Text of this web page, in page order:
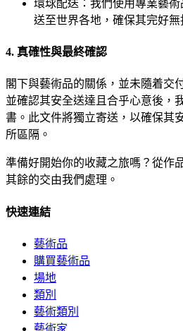
環球配送：我們使用專業藝
送至世界各地，確保其完好無
4. 真確性與最終確認
閣下與藝術品的關係，並未隨着交
並確認其安全送達且合乎心意後，
書。此文件將獨立寄送，以確保其
所區隔。
準備好開始你的收藏之旅嗎？從作
其餘的交由我們處理。
快速連結
藝術品
購買藝術品
場地
類別
藝術類別
藝術家